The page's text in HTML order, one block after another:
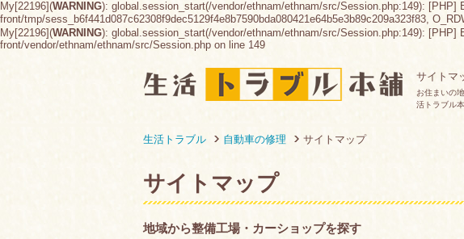
My[22196](WARNING): global.session_start(/vendor/ethnam/ethnam/src/Session.php:149): [PHP]
front/tmp/sess_b6f441d087c62308f9dec5129f4e8b7590bda080421e64b5e3b89c209a323f83,
My[22196](WARNING): global.session_start(/vendor/ethnam/ethnam/src/Session.php:149):
front/vendor/ethnam/ethnam/src/Session.php on line 149
サイトマ
お住まいの
活トラブル本
生活トラブル 自動車の修理 サイトマップ
サイトマップ
地域から整備工場・カーショップを探す